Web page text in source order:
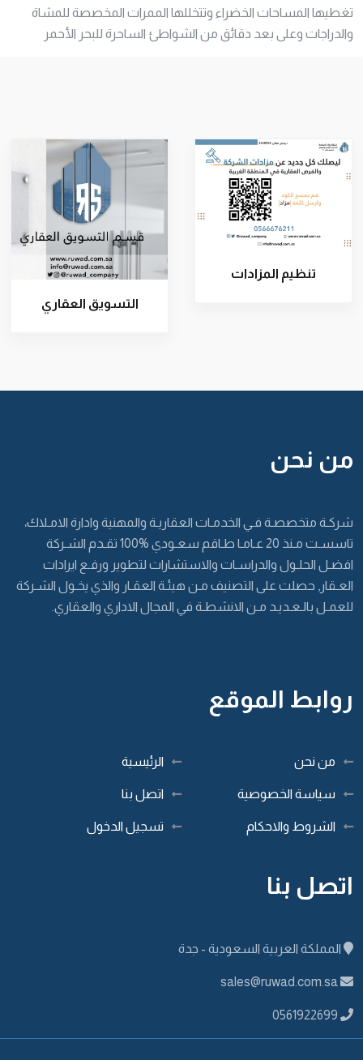
تغطيها المساحات الخضراء وتتخللها الممرات المخصصة للمشاة
والدراجات وعلى بعد دقائق من الشواطئ الساحرة للبحر الأحمر
تنظيم المزادات
التسويق العقاري
من نحن
شركـة متخصصـة فـي الخدمـات العقاريـة والمهنية وادارة الامـلاك،
تاسسـت مـنذ 20 عـامـا طـاقم سعـودي %100 تقـدم الشـركة
افضـل الحلـول والدراسـات والاستشارات لتطوير ورفـع ايرادات
العـقار, حصلت على التصنيف مـن هيئـة العقـار والذي يخـول الشـركة
للعمـل بالـعـديـد مـن الانشطـة في المجال الاداري والعقاري.
روابط الموقع
الرئيسية من نحن
اتصل بنا سياسة الخصوصية
تسجيل الدخول الشروط والاحكام
اتصل بنا
المملكة العربية السعودية - جدة
sales@ruwad.com.sa
0561922699